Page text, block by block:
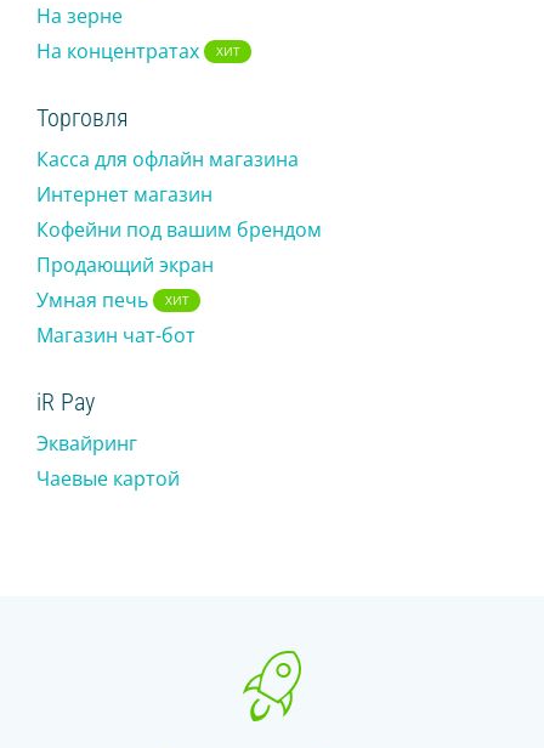
Чаевые картой
БЛОГ
МАГАЗИН
ВХОД
ОБРАТНАЯ СВЯЗЬ
СЛЕДУЙТЕ ЗА НАМИ
На зерне
На концентратах
ХИТ
Торговля
Касса для офлайн магазина
Интернет магазин
Кофейни под вашим брендом
Продающий экран
Умная печь
ХИТ
Магазин чат-бот
iR Pay
Эквайринг
Чаевые картой